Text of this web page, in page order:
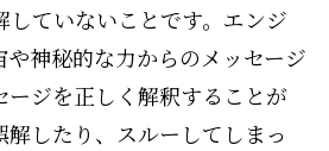
していないことです。エンジ
や神秘的な力からのメッセージ
ージを正しく解釈することが
したり、スルーしてしまっ